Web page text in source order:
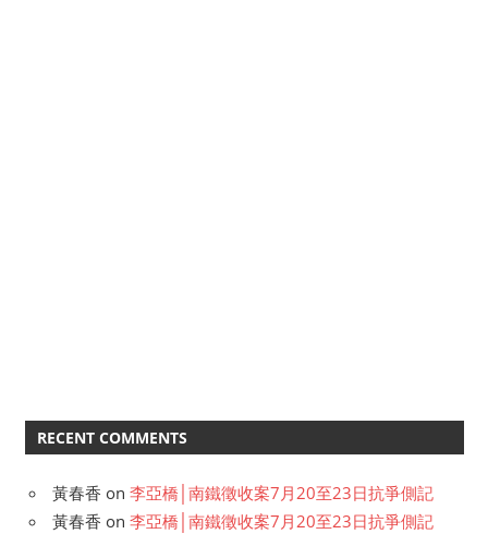
RECENT COMMENTS
黃春香 on 李亞橋│南鐵徵收案7月20至23日抗爭側記
黃春香 on 李亞橋│南鐵徵收案7月20至23日抗爭側記